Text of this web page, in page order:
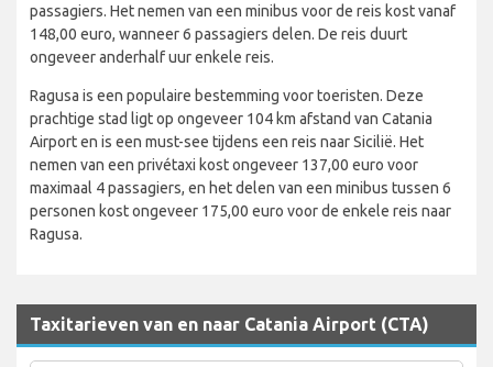
passagiers. Het nemen van een minibus voor de reis kost vanaf
148,00 euro, wanneer 6 passagiers delen. De reis duurt
ongeveer anderhalf uur enkele reis.
Ragusa is een populaire bestemming voor toeristen. Deze
prachtige stad ligt op ongeveer 104 km afstand van Catania
Airport en is een must-see tijdens een reis naar Sicilië. Het
nemen van een privétaxi kost ongeveer 137,00 euro voor
maximaal 4 passagiers, en het delen van een minibus tussen 6
personen kost ongeveer 175,00 euro voor de enkele reis naar
Ragusa.
Taxitarieven van en naar Catania Airport (CTA)